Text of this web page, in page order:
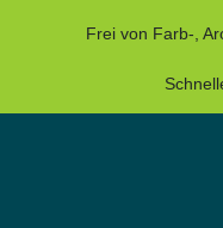
Frei von Farb-,